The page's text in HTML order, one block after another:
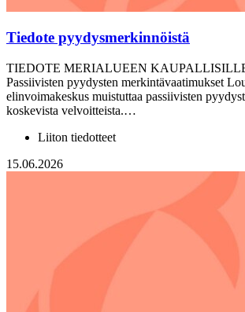
Tiedote pyydysmerkinnöistä
TIEDOTE MERIALUEEN
Passiivisten pyydysten merkintävaatimukset
elinvoimakeskus muistuttaa passiivisten
koskevista velvoitteista.…
Liiton tiedotteet
15.06.2026